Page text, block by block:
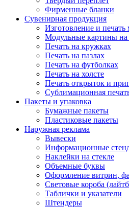
Фирменные бланки
Сувенирная продукция
Изготовление и печать
Модульные картины на
Печать на кружках
Печать на пазлах
Печать на футболках
Печать на холсте
Печать открыток и
Сублимационная
Пакеты и упаковка
Бумажные пакеты
Пластиковые пакеты
Наружная реклама
Вывески
Информационные
Наклейки на стекле
Объемные буквы
Оформление витрин,
Световые короба
Таблички и указатели
Штендеры